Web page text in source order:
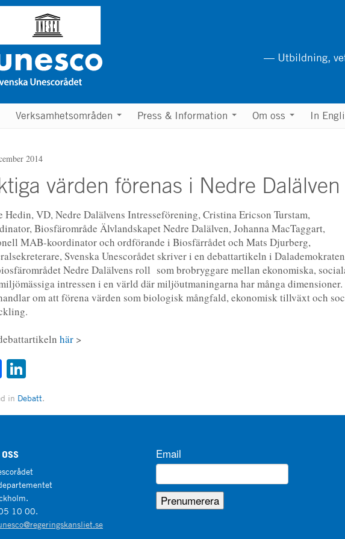
— Utbildning,
Verksamhetsområden Press & Information Om oss In
2014
värden förenas i Nedre Dalälven
Hedin, VD, Nedre Dalälvens Intresseförening, Cristina Ericson Turstam,
Biosfärområde Älvlandskapet Nedre Dalälven, Johanna MacTaggart,
MAB-koordinator och ordförande i Biosfärrådet och Mats Djurberg,
Svenska Unescorådet skriver i en debattartikeln i Dalademokraten
Nedre Dalälvens roll som brobryggare mellan ekonomiska,
intressen i en värld där miljöutmaningarna har många dimensioner.
om att förena värden som biologisk mångfald, ekonomisk tillväxt och
här >
Facebook
in Debatt.
10 00.
Email